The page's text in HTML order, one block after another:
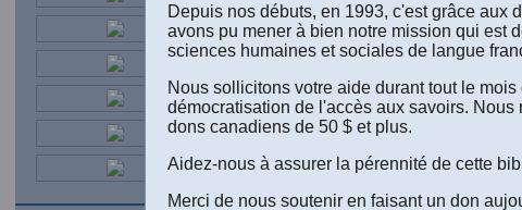
à
Depuis nos débuts, en 1993, c'est grâce aux
avons pu mener à bien notre mission qui est
sciences humaines et sociales de langue
Nous sollicitons votre aide durant tout le
démocratisation de l'accès aux savoirs.
dons canadiens de 50 $ et plus.
Aidez-nous à assurer la pérennité de cette
Merci de nous soutenir en faisant un don